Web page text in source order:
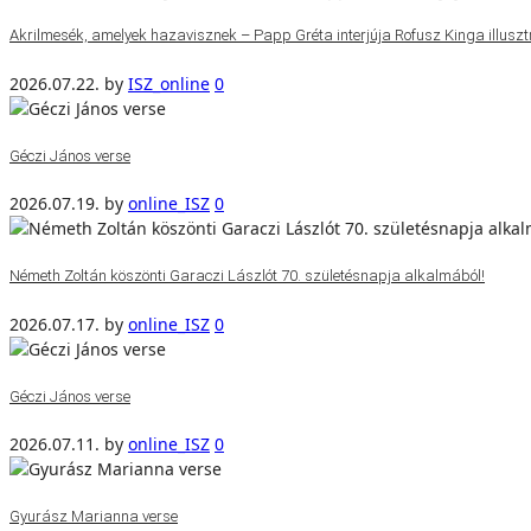
Akrilmesék, amelyek hazavisznek – Papp Gréta interjúja Rofusz Kinga
2026.07.22. by ISZ_online 0
Géczi János verse
2026.07.19. by online_ISZ 0
Németh Zoltán köszönti Garaczi Lászlót 70. születésnapja alkalmából!
2026.07.17. by online_ISZ 0
Géczi János verse
2026.07.11. by online_ISZ 0
Gyurász Marianna verse